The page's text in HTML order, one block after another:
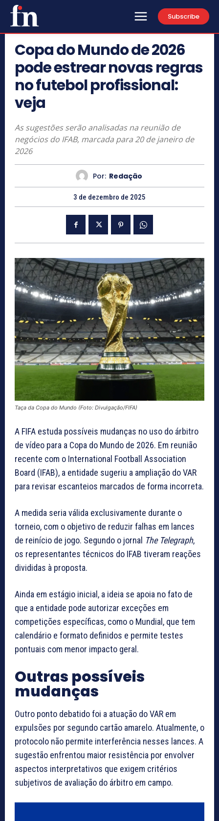
Subscribe
Copa do Mundo de 2026
pode estrear novas regras
no futebol profissional:
veja
As sugestões serão analisadas na reunião de
negócios do IFAB, marcada para 20 de janeiro de
2026
Por: Redação
3 de dezembro de 2025
Taça da Copa do Mundo (Foto: Divulgação/FIFA)
A FIFA estuda possíveis mudanças no uso do árbitro
de vídeo para a Copa do Mundo de 2026. Em reunião
recente com o International Football Association
Board (IFAB), a entidade sugeriu a ampliação do VAR
para revisar escanteios marcados de forma incorreta.
A medida seria válida exclusivamente durante o
torneio, com o objetivo de reduzir falhas em lances
de reinício de jogo. Segundo o jornal The Telegraph,
os representantes técnicos do IFAB tiveram reações
divididas à proposta.
Ainda em estágio inicial, a ideia se apoia no fato de
que a entidade pode autorizar exceções em
competições específicas, como o Mundial, que tem
calendário e formato definidos e permite testes
pontuais com menor impacto geral.
Outras possíveis
mudanças
Outro ponto debatido foi a atuação do VAR em
expulsões por segundo cartão amarelo. Atualmente, o
protocolo não permite interferência nesses lances. A
sugestão enfrentou maior resistência por envolver
aspectos interpretativos que exigem critérios
subjetivos de avaliação do árbitro em campo.